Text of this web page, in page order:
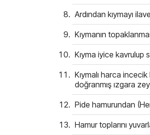
Ardından kıymayı
Kıymanın
Kıyma iyice kavrulup
Kıymalı harca incecik
doğranmış ızgara
Pide hamurundan
Hamur toplarını